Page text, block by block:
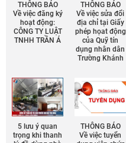
THÔNG BÁO
Về việc đăng ký
hoạt động:
CÔNG TY LUẬT
TNHH TRẦN Á
THÔNG BÁO
Về việc sửa đổi
địa chỉ tại Giấy
phép họat động
của Quỹ tín
dụng nhân dân
Trường Khánh
5 lưu ý quan
trọng khi thanh
THÔNG BÁO
Về việc tuyển